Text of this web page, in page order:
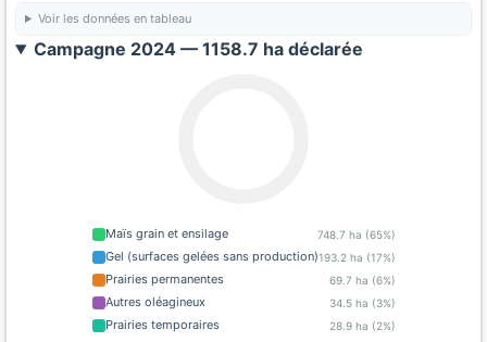
Voir les données en tableau
Campagne 2024 — 1158.7 ha déclarée
Maïs grain et ensilage 748.7 ha (65%)
Gel (surfaces gelées sans production)193.2 ha (17%)
Prairies permanentes 69.7 ha (6%)
Autres oléagineux 34.5 ha (3%)
Prairies temporaires 28.9 ha (2%)